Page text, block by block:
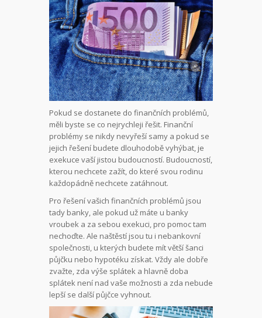
Pokud se dostanete do finančních problémů,
měli byste se co nejrychleji řešit. Finanční
problémy se nikdy nevyřeší samy a pokud se
jejich řešení budete dlouhodobě vyhýbat, je
exekuce vaší jistou budoucností. Budoucností,
kterou nechcete zažít, do které svou rodinu
každopádně nechcete zatáhnout.
Pro řešení vašich finančních problémů jsou
tady banky, ale pokud už máte u banky
vroubek a za sebou exekuci, pro pomoc tam
nechoďte. Ale naštěstí jsou tu i nebankovní
společnosti, u kterých budete mít větší šanci
půjčku nebo hypotéku získat. Vždy ale dobře
zvažte, zda výše splátek a hlavně doba
splátek není nad vaše možnosti a zda nebude
lepší se další půjčce vyhnout.